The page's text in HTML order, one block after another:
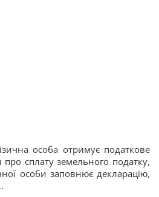
особа отримує податкове
сплату земельного податку,
особи заповнює декларацію,